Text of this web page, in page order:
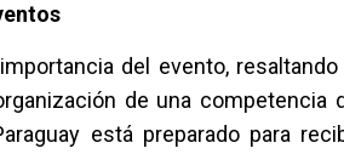
del evento,
de una
está preparado para